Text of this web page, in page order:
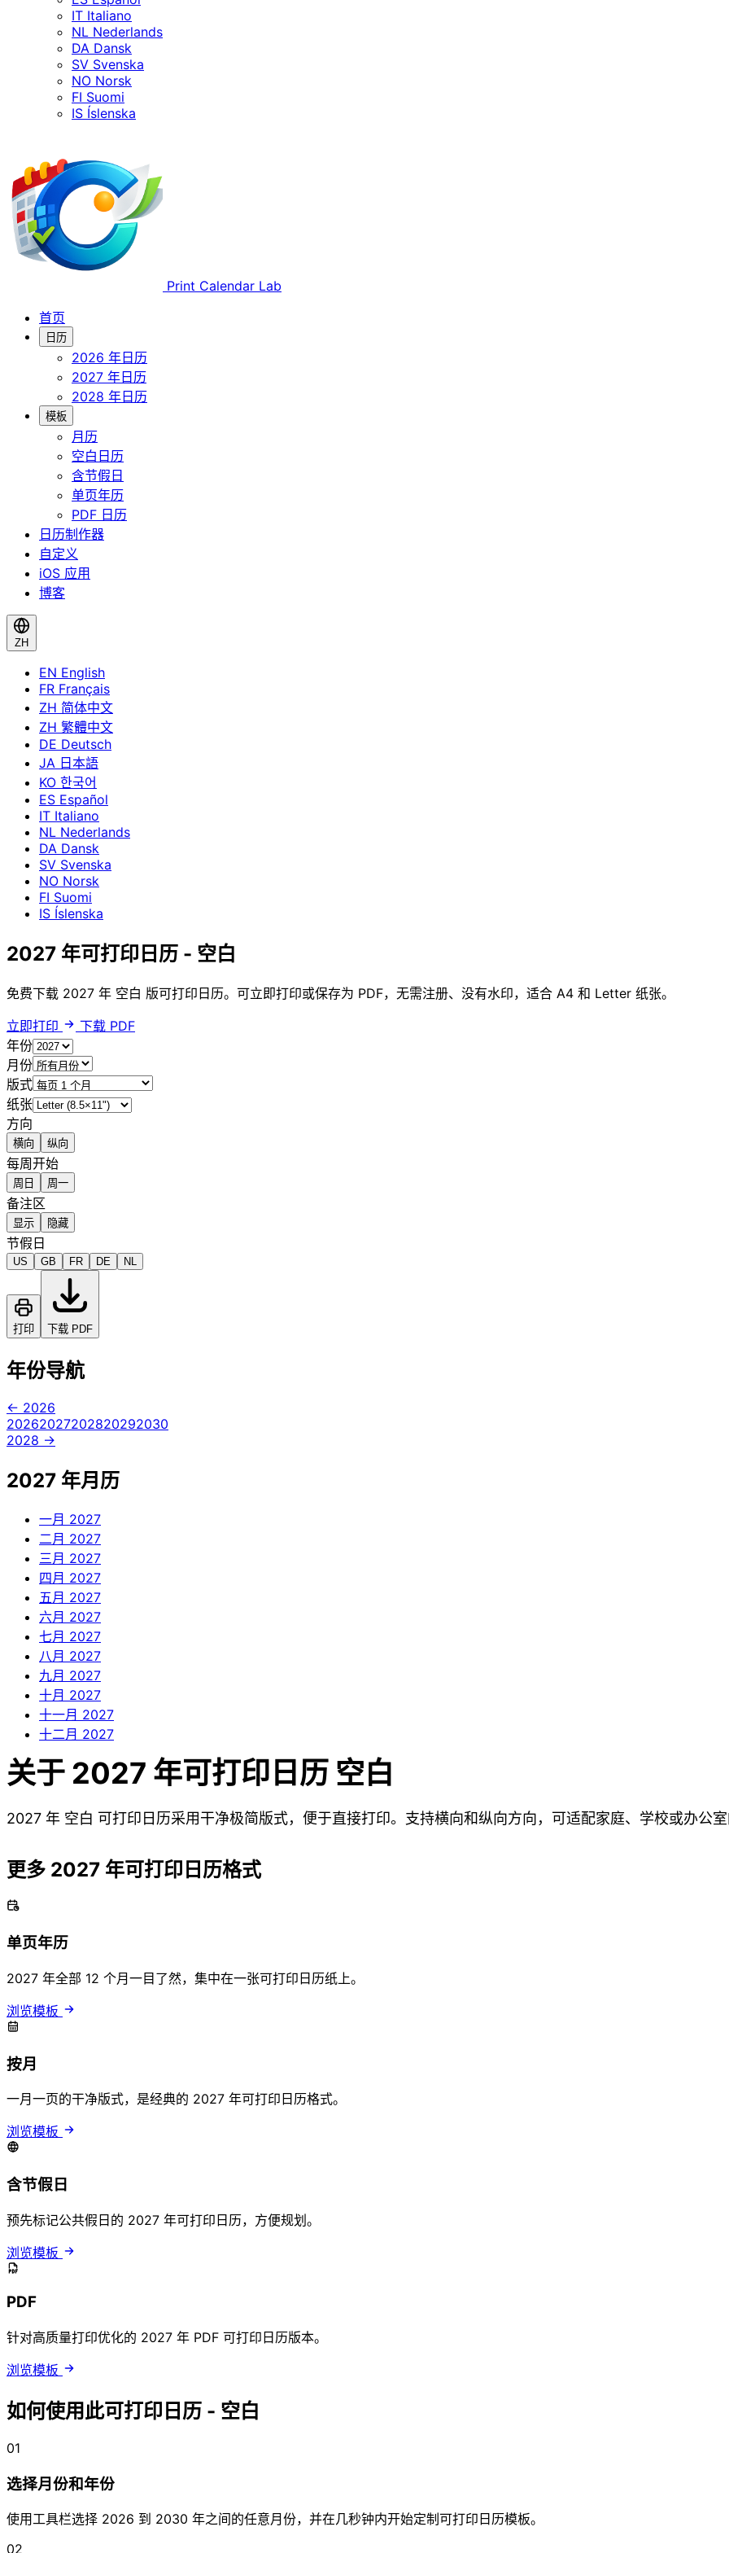
IT Italiano
NL Nederlands
DA Dansk
SV Svenska
NO Norsk
FI Suomi
IS Íslenska
Print Calendar Lab
首页
日历
2026 年日历
2027 年日历
2028 年日历
模板
月历
空白日历
含节假日
单页年历
PDF 日历
日历制作器
自定义
iOS 应用
博客
ZH
EN English
FR Français
ZH 简体中文
ZH 繁體中文
DE Deutsch
JA 日本語
KO 한국어
ES Español
IT Italiano
NL Nederlands
DA Dansk
SV Svenska
NO Norsk
FI Suomi
IS Íslenska
2027 年可打印日历 - 空白
免费下载 2027 年 空白 版可打印日历。可立即打印或保存为 PDF，无需注册、没有水印，适合 A4 和 Letter 纸张。
立即打印
下载 PDF
年份
月份
版式
纸张
方向
横向 纵向
每周开始
周日 周一
备注区
显示 隐藏
节假日
US GB FR DE NL
打印 下载 PDF
年份导航
← 2026
20262027202820292030
2028 →
2027 年月历
一月 2027
二月 2027
三月 2027
四月 2027
五月 2027
六月 2027
七月 2027
八月 2027
九月 2027
十月 2027
十一月 2027
十二月 2027
关于 2027 年可打印日历 空白
2027 年 空白 可打印日历采用干净极简版式，便于直接打印。支持横向和纵向方向，可适配家庭、学校或办公室
更多 2027 年可打印日历格式
单页年历
2027 年全部 12 个月一目了然，集中在一张可打印日历纸上。
浏览模板
按月
一月一页的干净版式，是经典的 2027 年可打印日历格式。
浏览模板
含节假日
预先标记公共假日的 2027 年可打印日历，方便规划。
浏览模板
PDF
针对高质量打印优化的 2027 年 PDF 可打印日历版本。
浏览模板
如何使用此可打印日历 - 空白
01
选择月份和年份
使用工具栏选择 2026 到 2030 年之间的任意月份，并在几秒钟内开始定制可打印日历模板。
02